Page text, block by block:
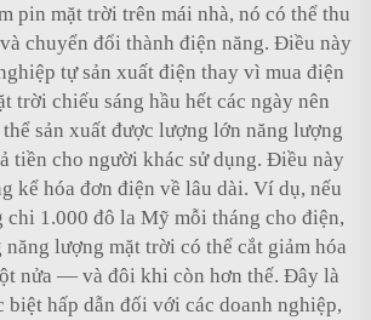
pin mặt trời trên mái nhà, nó có thể thu
chuyển đổi thành điện năng. Điều này
tự sản xuất điện thay vì mua điện
trời chiếu sáng hầu hết các ngày nên
sản xuất được lượng lớn năng lượng
tiền cho người khác sử dụng. Điều này
kể hóa đơn điện về lâu dài. Ví dụ, nếu
chi 1.000 đô la Mỹ mỗi tháng cho điện,
năng lượng mặt trời có thể cắt giảm hóa
nửa — và đôi khi còn hơn thế. Đây là
biệt hấp dẫn đối với các doanh nghiệp,